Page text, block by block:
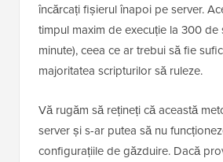
încărcați fișierul înapoi pe server.
timpul maxim de execuție la 300 de
minute), ceea ce ar trebui să fie
majoritatea scripturilor să ruleze.
Vă rugăm să rețineți că această
server și s-ar putea să nu
configurațiile de găzduire. Dacă